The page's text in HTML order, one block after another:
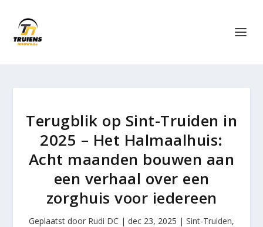
Terugblik op Sint-Truiden in
2025 – Het Halmaalhuis:
Acht maanden bouwen aan
een verhaal over een
zorghuis voor iedereen
Geplaatst door Rudi DC | dec 23, 2025 | Sint-Truiden,